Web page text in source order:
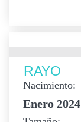
RAYO
Nacimiento:
Enero 2024